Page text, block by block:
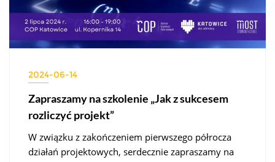
2024-06-14
Zapraszamy na szkolenie „Jak z sukcesem
rozliczyć projekt”
W związku z zakończeniem pierwszego półrocza
działań projektowych, serdecznie zapraszamy na